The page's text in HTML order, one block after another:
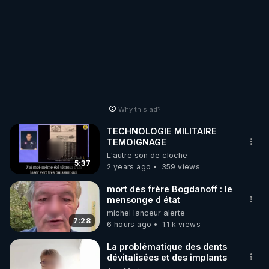
https://crowdbunker.com/v/YKsbYp1G
- SAMEDI 16/12/23 :
https://crowdbunker.com/v/djgdTVk5
- JEUDI 21/12/23 :
https://crowdbunker.com/v/FFMmUUSL
- SAMEDI 23/12/23 :
Les armes bio-nano-électromagnétiques - Les Note
https://crowdbunker.com/v/z5hJPiVZ
Why this ad?
5:37
TECHNOLOGIE MILITAIRE
TEMOIGNAGE
L'autre son de cloche
2 years ago
359 views
7:28
mort des frère Bogdanoff : le
mensonge d état
michel lanceur alerte
6 hours ago
1.1 k views
La problématique des dents
dévitalisées et des implants